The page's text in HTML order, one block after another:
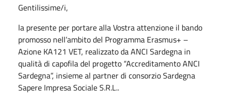
Gentilissime/i,
la presente per portare alla Vostra attenzione il bando
promosso nell’ambito del Programma Erasmus+ –
Azione KA121 VET, realizzato da ANCI Sardegna in
qualità di capofila del progetto “Accreditamento ANCI
Sardegna”, insieme al partner di consorzio Sardegna
Sapere Impresa Sociale S.R.L..